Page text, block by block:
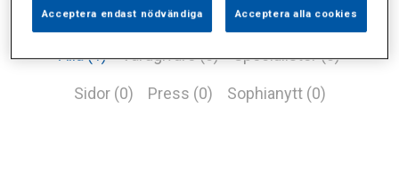
Alla (1) Vårdgivare (0) Specialister (0)
Sidor (0) Press (0) Sophianytt (0)
Acceptera endast nödvändiga Acceptera alla cookies